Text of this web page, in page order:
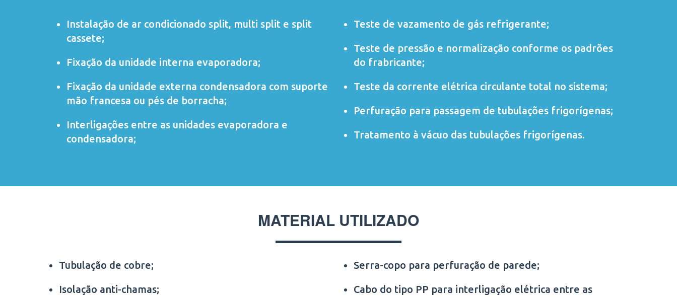
Instalação de ar condicionado split, multi split e split
cassete;
Fixação da unidade interna evaporadora;
Fixação da unidade externa condensadora com suporte
mão francesa ou pés de borracha;
Interligações entre as unidades evaporadora e
condensadora;
Teste de vazamento de gás refrigerante;
Teste de pressão e normalização conforme os padrões
do frabricante;
Teste da corrente elétrica circulante total no sistema;
Perfuração para passagem de tubulações frigorígenas;
Tratamento à vácuo das tubulações frigorígenas.
MATERIAL UTILIZADO
Tubulação de cobre;
Isolação anti-chamas;
Serra-copo para perfuração de parede;
Cabo do tipo PP para interligação elétrica entre as